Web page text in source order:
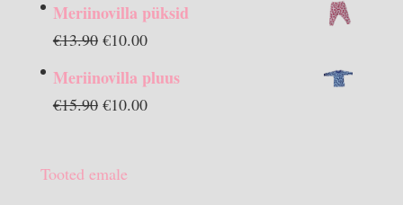
Meriinovilla püksid
€13.90 Algne
€10.00Praegune
on:
Meriinovilla pluus
€15.90 Algne
€15.90.
€10.00Praegune
Tooted emale